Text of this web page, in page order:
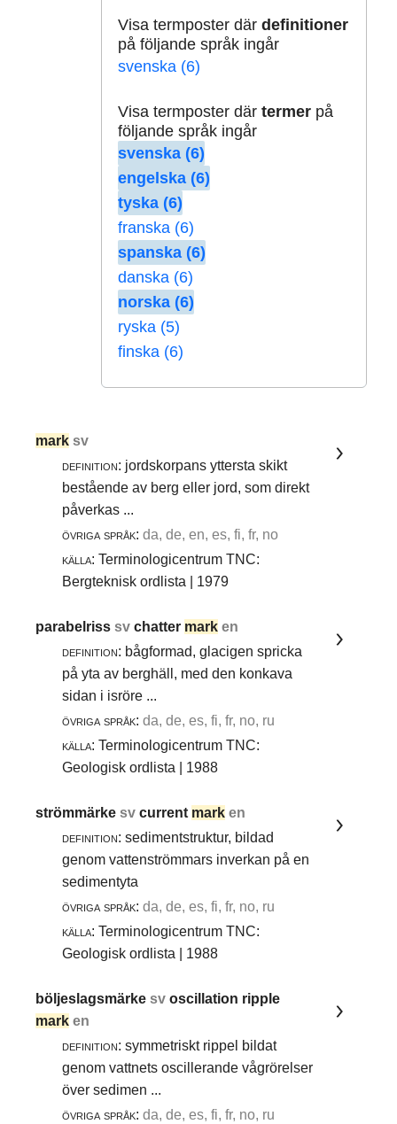
Visa termposter där definitioner
på följande språk ingår
svenska (6)
Visa termposter där termerpå
följande språk ingår
svenska (6)
engelska (6)
tyska (6)
franska (6)
spanska (6)
danska (6)
norska (6)
ryska (5)
finska (6)
mark sv
definition: jordskorpans yttersta skikt
bestående av berg eller jord, som direkt
påverkas ...
övriga språk: da, de, en, es, fi, fr, no
källa: Terminologicentrum TNC:
Bergteknisk ordlista | 1979
parabelrisssvchatter mark en
definition: bågformad, glacigen spricka
på yta av berghäll, med den konkava
sidan i isröre ...
övriga språk: da, de, es, fi, fr, no, ru
källa: Terminologicentrum TNC:
Geologisk ordlista | 1988
strömmärkesvcurrent mark en
definition: sedimentstruktur, bildad
genom vattenströmmars inverkan på en
sedimentyta
övriga språk: da, de, es, fi, fr, no, ru
källa: Terminologicentrum TNC:
Geologisk ordlista | 1988
böljeslagsmärkesvoscillation ripple
mark en
definition: symmetriskt rippel bildat
genom vattnets oscillerande vågrörelser
över sedimen ...
övriga språk: da, de, es, fi, fr, no, ru